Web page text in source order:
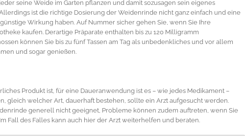
seine Weide im Garten pflanzen und damit sozusagen sein eigenes
ist die richtige Dosierung der Weidenrinde nicht ganz einfach und eine
Wirkung haben. Auf Nummer sicher gehen Sie, wenn Sie Ihre
kaufen. Derartige Präparate enthalten bis zu 120 Milligramm
können Sie bis zu fünf Tassen am Tag als unbedenkliches und vor allem
und sogar genießen.
Produkt ist, für eine Daueranwendung ist es – wie jedes Medikament –
gleich welcher Art, dauerhaft bestehen, sollte ein Arzt aufgesucht werden.
generell nicht geeignet, Probleme können zudem auftreten, wenn Sie
Fall des Falles kann auch hier der Arzt weiterhelfen und beraten.